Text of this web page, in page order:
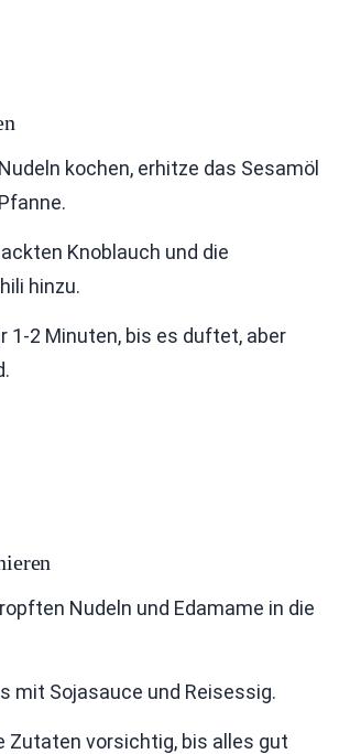
kochen, erhitze das Sesamöl
Knoblauch und die
hinzu.
1-2 Minuten, bis es duftet, aber
Nudeln und Edamame in die
mit Sojasauce und Reisessig.
Zutaten vorsichtig, bis alles gut